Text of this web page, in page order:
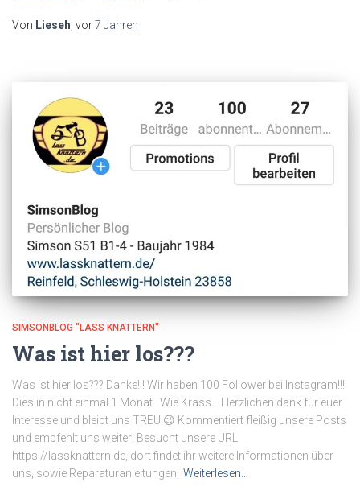
Von Lieseh, vor7 Jahren
SIMSONBLOG "LASS KNATTERN"
Was ist hier los???
Was ist hier los??? Danke!!! Wir haben 100 Follower bei Instagram!!!
Dies in nicht einmal 1 Monat. Wie Krass… Herzlichen dank für euer
Interesse und bleibt uns TREU 😉 Kommentiert fleißig unsere Posts
und empfehlt uns weiter! Besucht unsere URL
https://lassknattern.de, dort findet ihr weitere Informationen über
uns, sowie Reparaturanleitungen, Weiterlesen…